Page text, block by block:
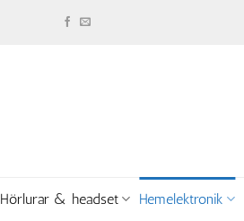
Hörlurar & headset Hemelektronik